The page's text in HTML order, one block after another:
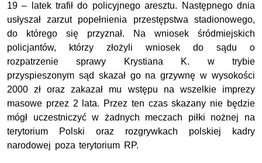
19 – latek trafił do policyjnego aresztu. Następnego dnia
usłyszał zarzut popełnienia przestępstwa stadionowego,
do którego się przyznał. Na wniosek śródmiejskich
policjantów, którzy złożyli wniosek do sądu o
rozpatrzenie sprawy Krystiana K. w trybie
przyspieszonym sąd skazał go na grzywnę w wysokości
2000 zł oraz zakazał mu wstępu na wszelkie imprezy
masowe przez 2 lata. Przez ten czas skazany nie będzie
mógł uczestniczyć w żadnych meczach piłki nożnej na
terytorium Polski oraz rozgrywkach polskiej kadry
narodowej poza terytorium RP.